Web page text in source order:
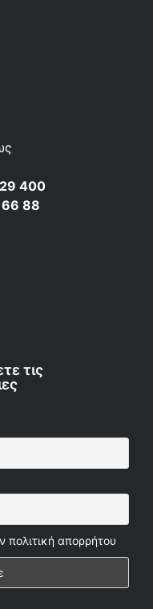
400
88
τις
πολιτική απορρήτου